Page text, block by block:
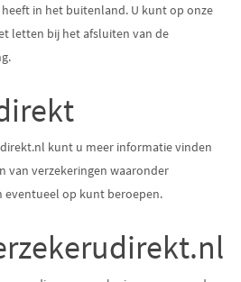
in het buitenland. U kunt op onze
letten bij het afsluiten van de
kunt u meer informatie vinden
van verzekeringen waaronder
eventueel op kunt beroepen.